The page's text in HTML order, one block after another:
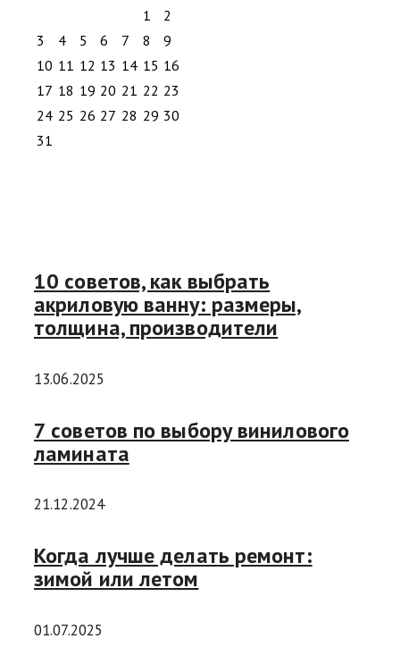
1
2
3
4 5 6 7 8
9
10 11 12 13 14 15 16
17 18 19 20 21 22 23
24 25 26 27 28 29 30
31
10 советов, как выбрать
акриловую ванну: размеры,
толщина, производители
13.06.2025
7 советов по выбору винилового
ламината
21.12.2024
Когда лучше делать ремонт:
зимой или летом
01.07.2025